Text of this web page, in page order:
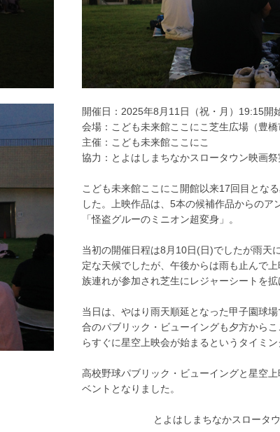
開催日：2025年8月11日（祝・月）19:15開
会場：こども未来館ここにこ芝生広場（豊橋
主催：こども未来館ここにこ
協力：とよはしまちなかスロータウン映画
こども未来館ここにこ開館以来17回目とな
した。上映作品は、5本の候補作品からの
「怪盗グルーのミニオン超変身」。
当初の開催日程は8月10日(日)でしたが雨天
定な天候でしたが、午後からは雨も止んで
族連れが参加され芝生にレジャーシートを拡
当日は、やはり雨天順延となった甲子園球
合のパブリック・ビューイングも夕方から
らすぐに星空上映会が始まるというタイミン
高校野球パブリック・ビューイングと星空
ベントとなりました。
とよはしまちなかスロータ